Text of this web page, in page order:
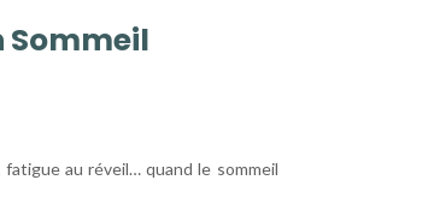
Sommeil
au réveil… quand le sommeil